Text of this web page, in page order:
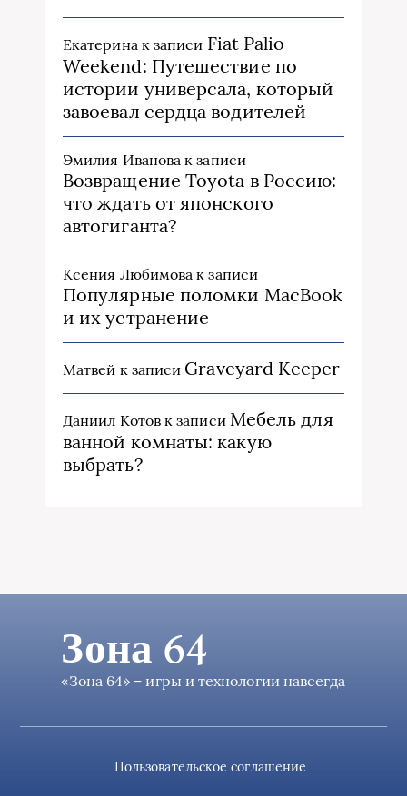
Екатерина к записи Fiat Palio
Weekend: Путешествие по
истории универсала, который
завоевал сердца водителей
Эмилия Иванова к записи
Возвращение Toyota в Россию:
что ждать от японского
автогиганта?
Ксения Любимова к записи
Популярные поломки MacBook
и их устранение
Матвей к записи Graveyard Keeper
Даниил Котовк записи Мебель для
ванной комнаты: какую
выбрать?
Зона 64
«Зона 64» – игры и технологии навсегда
Пользовательское соглашение